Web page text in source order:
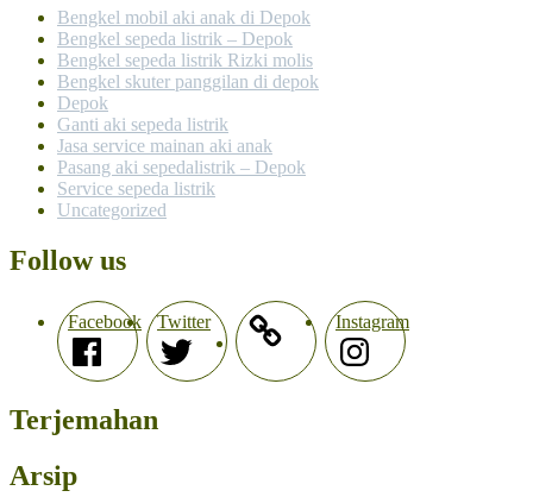
Bengkel mobil aki anak di Depok
Bengkel sepeda listrik – Depok
Bengkel sepeda listrik Rizki molis
Bengkel skuter panggilan di depok
Depok
Ganti aki sepeda listrik
Jasa service mainan aki anak
Pasang aki sepedalistrik – Depok
Service sepeda listrik
Uncategorized
Follow us
Facebook Twitter Instagram
Terjemahan
Arsip